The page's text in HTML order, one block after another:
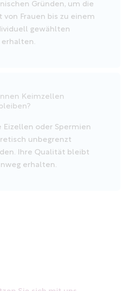
Gründen, um die
von Frauen bis zu einem
gewählten
Keimzellen
Eizellen oder Spermien
unbegrenzt
Ihre Qualität bleibt
erhalten.